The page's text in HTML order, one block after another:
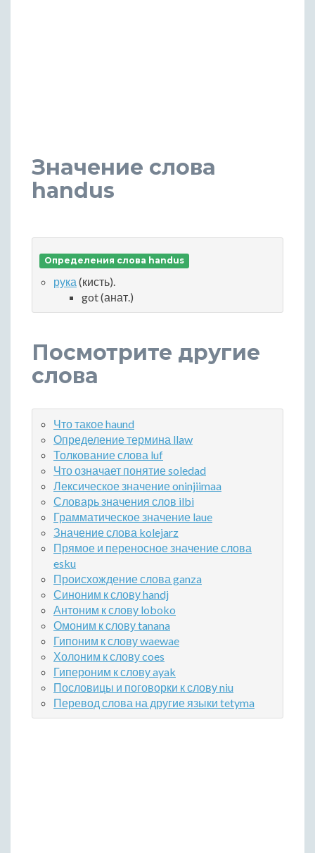
Значение слова
handus
Определения слова handus
рука (кисть).
got (анат.)
Посмотрите другие
слова
Что такое haund
Определение термина llaw
Толкование слова luf
Что означает понятие soledad
Лексическое значение oninjiimaa
Словарь значения слов ilbi
Грамматическое значение laue
Значение слова kolejarz
Прямое и переносное значение слова
esku
Происхождение слова ganza
Синоним к слову handj
Антоним к слову loboko
Омоним к слову tanana
Гипоним к слову waewae
Холоним к слову coes
Гипероним к слову ayak
Пословицы и поговорки к слову niu
Перевод слова на другие языки tetyma